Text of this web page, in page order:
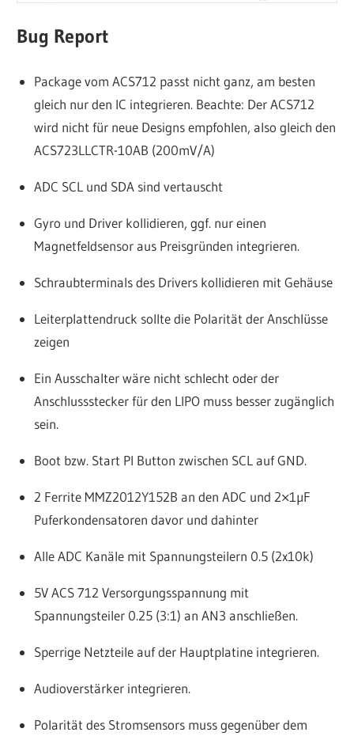
Bug Report
Package vom ACS712 passt nicht ganz, am besten
gleich nur den IC integrieren. Beachte: Der ACS712
wird nicht für neue Designs empfohlen, also gleich den
ACS723LLCTR-10AB (200mV/A)
ADC SCL und SDA sind vertauscht
Gyro und Driver kollidieren, ggf. nur einen
Magnetfeldsensor aus Preisgründen integrieren.
Schraubterminals des Drivers kollidieren mit Gehäuse
Leiterplattendruck sollte die Polarität der Anschlüsse
zeigen
Ein Ausschalter wäre nicht schlecht oder der
Anschlussstecker für den LIPO muss besser zugänglich
sein.
Boot bzw. Start PI Button zwischen SCL auf GND.
2 Ferrite MMZ2012Y152B an den ADC und 2×1µF
Puferkondensatoren davor und dahinter
Alle ADC Kanäle mit Spannungsteilern 0.5 (2x10k)
5V ACS 712 Versorgungsspannung mit
Spannungsteiler 0.25 (3:1) an AN3 anschließen.
Sperrige Netzteile auf der Hauptplatine integrieren.
Audioverstärker integrieren.
Polarität des Stromsensors muss gegenüber dem